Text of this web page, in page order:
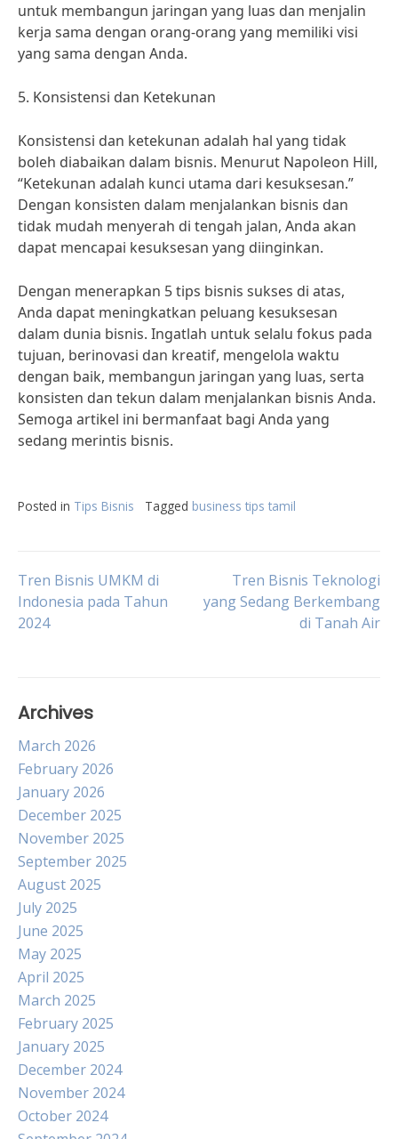
untuk membangun jaringan yang luas dan menjalin
kerja sama dengan orang-orang yang memiliki visi
yang sama dengan Anda.
5. Konsistensi dan Ketekunan
Konsistensi dan ketekunan adalah hal yang tidak
boleh diabaikan dalam bisnis. Menurut Napoleon Hill,
“Ketekunan adalah kunci utama dari kesuksesan.”
Dengan konsisten dalam menjalankan bisnis dan
tidak mudah menyerah di tengah jalan, Anda akan
dapat mencapai kesuksesan yang diinginkan.
Dengan menerapkan 5 tips bisnis sukses di atas,
Anda dapat meningkatkan peluang kesuksesan
dalam dunia bisnis. Ingatlah untuk selalu fokus pada
tujuan, berinovasi dan kreatif, mengelola waktu
dengan baik, membangun jaringan yang luas, serta
konsisten dan tekun dalam menjalankan bisnis Anda.
Semoga artikel ini bermanfaat bagi Anda yang
sedang merintis bisnis.
Posted in Tips Bisnis Tagged business tips tamil
Post
navigation
Tren Bisnis UMKM di
Indonesia pada Tahun
2024
Tren Bisnis Teknologi
yang Sedang Berkembang
di Tanah Air
Archives
March 2026
February 2026
January 2026
December 2025
November 2025
September 2025
August 2025
July 2025
June 2025
May 2025
April 2025
March 2025
February 2025
January 2025
December 2024
November 2024
October 2024